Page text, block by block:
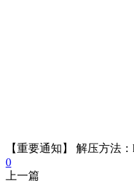
【重要通知】 解压方法：
0
上一篇